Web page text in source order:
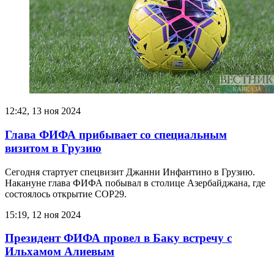
12:42, 13 ноя 2024
Глава ФИФА прибывает со специальным
визитом в Грузию
Сегодня стартует спецвизит Джанни Инфантино в Грузию.
Накануне глава ФИФА побывал в столице Азербайджана, где
состоялось открытие COP29.
15:19, 12 ноя 2024
Президент ФИФА провел в Баку встречу с
Ильхамом Алиевым